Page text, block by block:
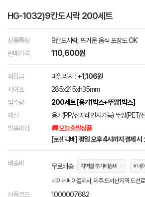
HG-1032)9칸도시락 200세트
상품특징
9칸도시락, 뜨거운 음식 포장도 OK
판매가격
110,600원
적립금 마일리지 : +1,106원
사이즈
285x215xh35mm
입수량
200세트 [용기1박스+뚜껑1박스]
재질
용기(PP/전자레인지가능) 뚜껑(PET/
발송마감
🚚 오늘출발상품
[로젠택배] 평일 오후 4시까지 결제 시
배송비 무료배송 지역별 추가배송비 ※ 네
네이버페이결제시, 제주.도서산지역 도선
상품코드 1000007682